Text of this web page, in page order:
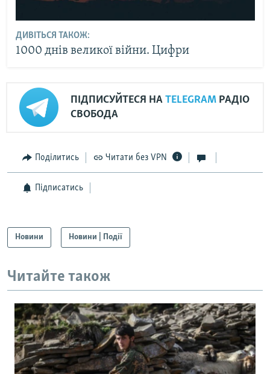
ДИВІТЬСЯ ТАКОЖ:
1000 днів великої війни. Цифри
ПІДПИСУЙТЕСЯ НА TELEGRAM РАДІО
СВОБОДА
Поділитись Читати без VPN
Підписатись
Новини Новини | Події
Читайте також